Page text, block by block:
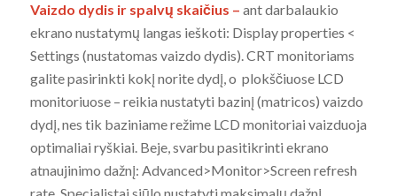
Vaizdo dydis ir spalvų skaičius – ant darbalaukio
ekrano nustatymų langas ieškoti: Display properties <
Settings (nustatomas vaizdo dydis). CRT monitoriams
galite pasirinkti kokį norite dydį, o plokščiuose LCD
monitoriuose – reikia nustatyti bazinį (matricos) vaizdo
dydį, nes tik baziniame režime LCD monitoriai vaizduoja
optimaliai ryškiai. Beje, svarbu pasitikrinti ekrano
atnaujinimo dažnį: Advanced>Monitor>Screen refresh